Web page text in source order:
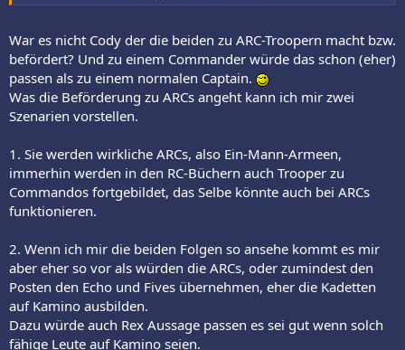
War es nicht Cody der die beiden zu ARC-Troopern macht bzw.
befördert? Und zu einem Commander würde das schon (eher)
passen als zu einem normalen Captain.
Was die Beförderung zu ARCs angeht kann ich mir zwei
Szenarien vorstellen.
1. Sie werden wirkliche ARCs, also Ein-Mann-Armeen,
immerhin werden in den RC-Büchern auch Trooper zu
Commandos fortgebildet, das Selbe könnte auch bei ARCs
funktionieren.
2. Wenn ich mir die beiden Folgen so ansehe kommt es mir
aber eher so vor als würden die ARCs, oder zumindest den
Posten den Echo und Fives übernehmen, eher die Kadetten
auf Kamino ausbilden.
Dazu würde auch Rex Aussage passen es sei gut wenn solch
fähige Leute auf Kamino seien.